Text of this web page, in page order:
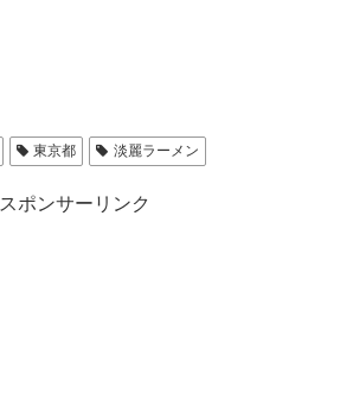
東京都 淡麗ラーメン
スポンサーリンク